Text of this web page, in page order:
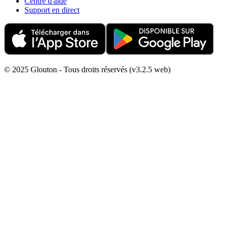
Support en direct
© 2025 Glouton - Tous droits réservés (v3.2.5 web)